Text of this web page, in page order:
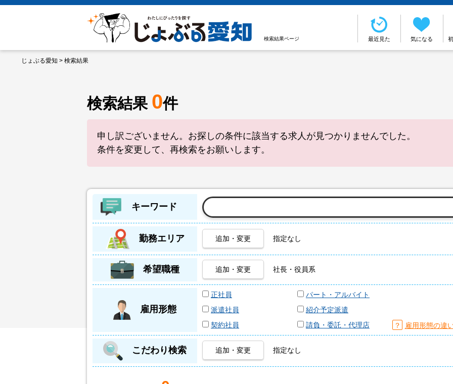
検索結果ページ 最近見た 気になる
じょぶる愛知 > 検索結果
検索結果 0件
申し訳ございません。お探しの条件に該当する求人が見つかりませんでした。
条件を変更して、再検索をお願いします。
キーワード
勤務エリア 追加・変更 指定なし
希望職種 追加・変更 社長・役員系
雇用形態
正社員
パート・アルバイト
派遣社員
紹介予定派遣
契約社員
請負・委託・代理店 ？ 雇用形態の違
こだわり検索 追加・変更 指定なし